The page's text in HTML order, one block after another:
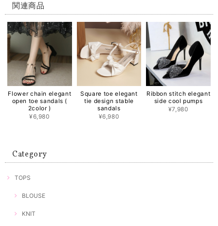
関連商品
Flower chain elegant
open toe sandals (
2color )
¥6,980
Square toe elegant
tie design stable
sandals
¥6,980
Ribbon stitch elegant
side cool pumps
¥7,980
Category
TOPS
BLOUSE
KNIT